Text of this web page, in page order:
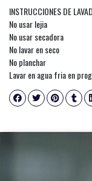
INSTRUCCIONES DE
No usar lejia
No usar secadora
No lavar en seco
No planchar
Lavar en agua fria en